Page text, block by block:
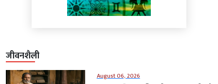
जीवनशैली
August 06, 2026